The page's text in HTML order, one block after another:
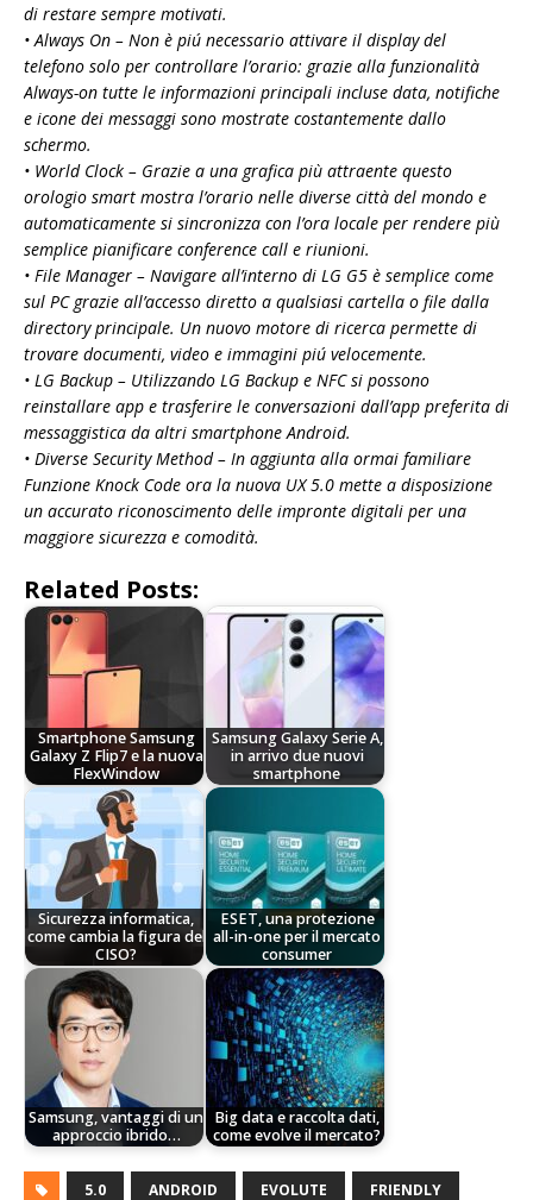
di restare sempre motivati.
• Always On – Non è piú necessario attivare il display del
telefono solo per controllare l’orario: grazie alla funzionalità
Always-on tutte le informazioni principali incluse data, notifiche
e icone dei messaggi sono mostrate costantemente dallo
schermo.
• World Clock – Grazie a una grafica più attraente questo
orologio smart mostra l’orario nelle diverse città del mondo e
automaticamente si sincronizza con l’ora locale per rendere più
semplice pianificare conference call e riunioni.
• File Manager – Navigare all’interno di LG G5 è semplice come
sul PC grazie all’accesso diretto a qualsiasi cartella o file dalla
directory principale. Un nuovo motore di ricerca permette di
trovare documenti, video e immagini piú velocemente.
• LG Backup – Utilizzando LG Backup e NFC si possono
reinstallare app e trasferire le conversazioni dall’app preferita di
messaggistica da altri smartphone Android.
• Diverse Security Method – In aggiunta alla ormai familiare
Funzione Knock Code ora la nuova UX 5.0 mette a disposizione
un accurato riconoscimento delle impronte digitali per una
maggiore sicurezza e comodità.
Related Posts:
Smartphone Samsung
Galaxy Z Flip7 e la nuova
FlexWindow
Samsung Galaxy Serie A,
in arrivo due nuovi
smartphone
Sicurezza informatica,
come cambia la figura del
CISO?
ESET, una protezione
all-in-one per il mercato
consumer
Samsung, vantaggi di un
approccio ibrido…
Big data e raccolta dati,
come evolve il mercato?
5.0 ANDROID EVOLUTE FRIENDLY